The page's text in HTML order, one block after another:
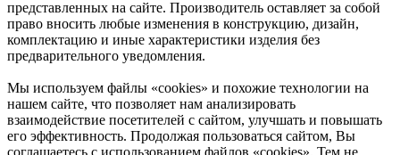
представленных на сайте. Производитель оставляет за собой
право вносить любые изменения в конструкцию, дизайн,
комплектацию и иные характеристики изделия без
предварительного уведомления.
Мы используем файлы «cookies» и похожие технологии на
нашем сайте, что позволяет нам анализировать
взаимодействие посетителей с сайтом, улучшать и повышать
его эффективность. Продолжая пользоваться сайтом, Вы
соглашаетесь с использованием файлов «cookies». Тем не